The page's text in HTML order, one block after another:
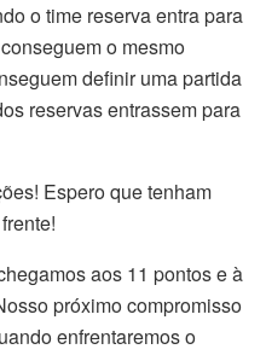
o time reserva entra para
o mesmo
definir uma partida
reservas entrassem para
Espero que tenham
aos 11 pontos e à
próximo compromisso
enfrentaremos o